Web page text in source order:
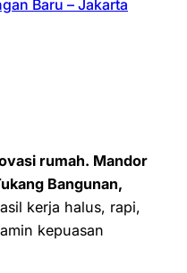
Baru – Jakarta
rumah. Mandor
Bangunan,
kerja halus, rapi,
kepuasan